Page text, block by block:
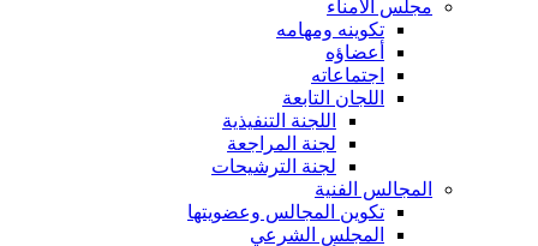
مجلس الأمناء
تكوينه ومهامه
أعضاؤه
اجتماعاته
اللجان التابعة
اللجنة التنفيذية
لجنة المراجعة
لجنة الترشيحات
المجالس الفنية
تكوين المجالس وعضويتها
المجلس الشرعي